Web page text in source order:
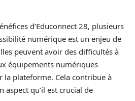
d’Educonnect 28, plusieurs
numérique est un enjeu de
peuvent avoir des difficultés à
équipements numériques
la plateforme. Cela contribue à
aspect qu’il est crucial de